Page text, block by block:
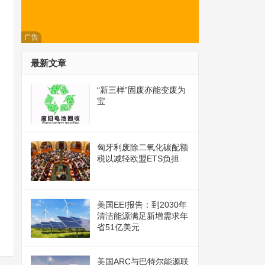
广告
最新文章
“新三样”固废亦能变废为
宝
匈牙利废除二氧化碳配额
税以减轻欧盟ETS负担
美国EEI报告：到2030年
清洁能源满足新增需求年
省51亿美元
美国ARC与巴特尔能源联